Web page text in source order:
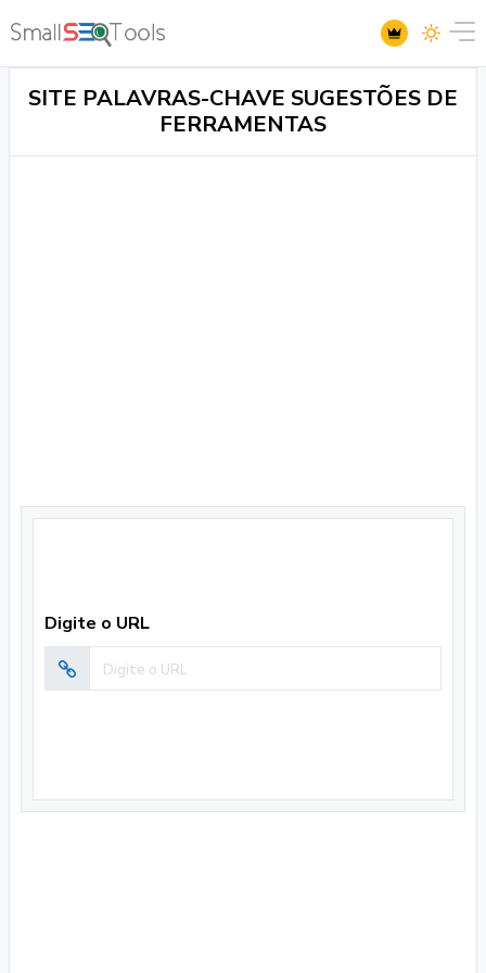
SITE PALAVRAS-CHAVE SUGESTÕES DE
FERRAMENTAS
Digite o URL